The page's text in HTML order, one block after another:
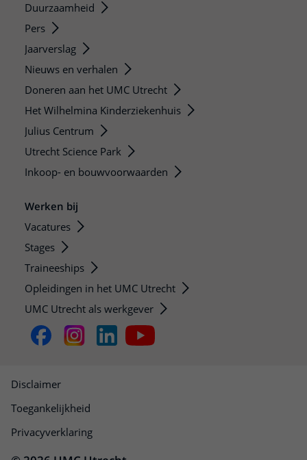
Duurzaamheid
Pers
Jaarverslag
Nieuws en verhalen
Doneren aan het UMC Utrecht
Het Wilhelmina Kinderziekenhuis
Julius Centrum
Utrecht Science Park
Inkoop- en bouwvoorwaarden
Werken bij
Vacatures
Stages
Traineeships
Opleidingen in het UMC Utrecht
UMC Utrecht als werkgever
Disclaimer
Toegankelijkheid
Privacyverklaring